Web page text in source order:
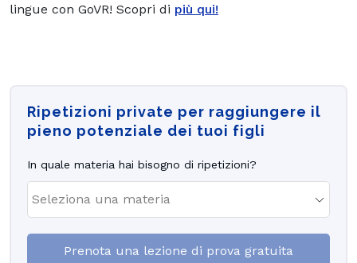
lingue con GoVR! Scopri di più qui!
Ripetizioni private per raggiungere il
pieno potenziale dei tuoi figli
In quale materia hai bisogno di ripetizioni?
Prenota una lezione di prova gratuita